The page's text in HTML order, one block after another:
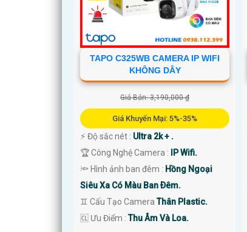
TAPO C325WB CAMERA IP WIFI
KHÔNG DÂY
Giá Bán: 3,190,000 ₫
Giá Khuyến Mại: 5%-35%
️⚡ Độ sắc nét : Ultra 2k + .
🏆 Công Nghệ Camera :
IP Wifi.
🔦 Hình ảnh ban đêm : Hồng Ngoại
Siêu Xa Có Màu Ban Ðêm.
♊ Cấu Tạo CameraThân Plastic.
️🆑 Ưu Điểm :Thu Âm Và Loa.